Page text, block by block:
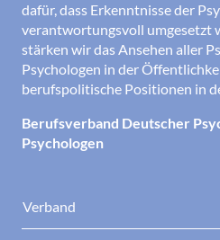
E-Mail:
bdp.de
Dr. Alexander Häfner
Arbeits- und
die Personalentwicklung
ist Autor mehrerer
Organisationsentwicklung
dafür, dass Erkenntnisse der
verantwortungsvoll umgesetzt
stärken wir das Ansehen aller
Psychologen in der
berufspolitische Positionen in
Berufsverband Deutscher
Psychologen
Verband